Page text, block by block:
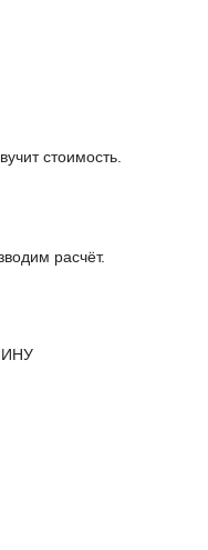
стоимость.
расчёт.